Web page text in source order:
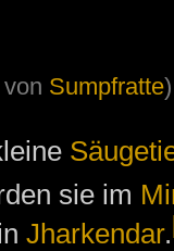
Sumpfratte)
sie im
Jharkendar.